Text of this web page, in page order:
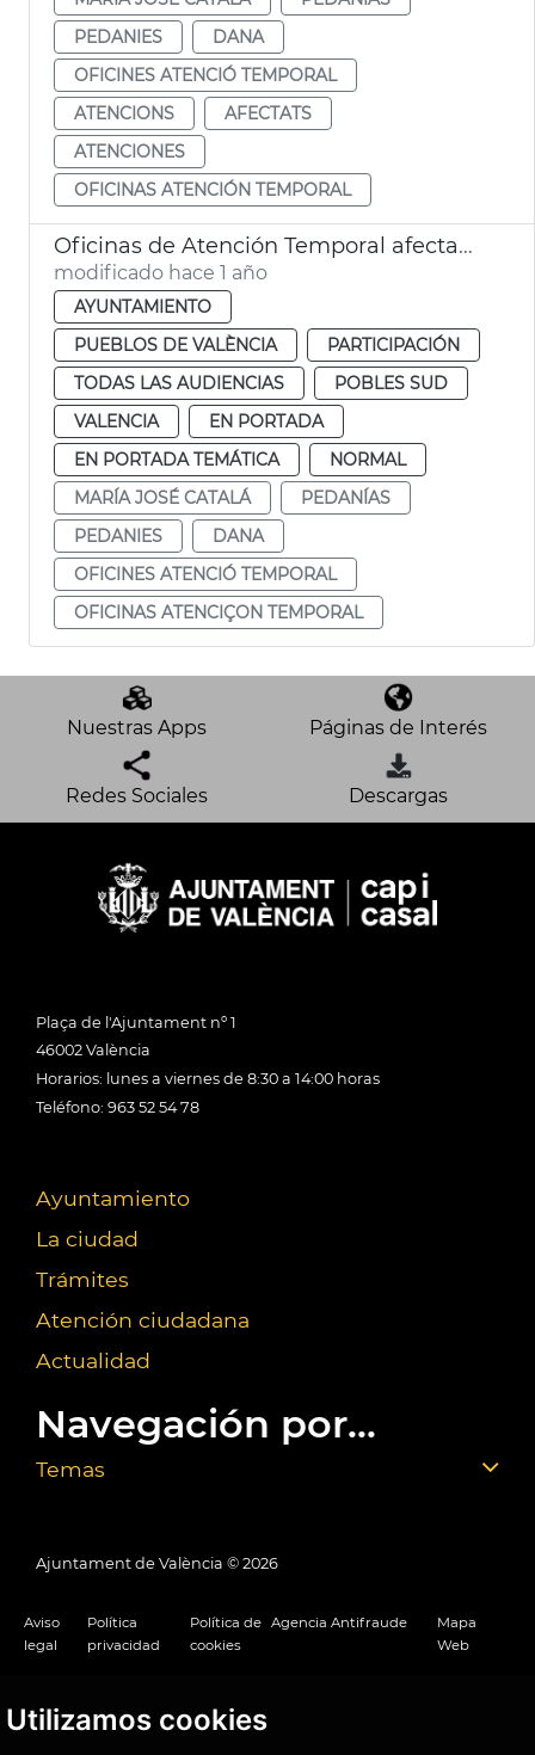
Utilizamos cookies
PEDANIES
DANA
OFICINES ATENCIÓ TEMPORAL
ATENCIONS
AFECTATS
ATENCIONES
OFICINAS ATENCIÓN TEMPORAL
Oficinas de Atención Temporal afectados dana pedanias
modificado hace 1 año
AYUNTAMIENTO
PUEBLOS DE VALÈNCIA
PARTICIPACIÓN
TODAS LAS AUDIENCIAS
POBLES SUD
VALENCIA
EN PORTADA
EN PORTADA TEMÁTICA
NORMAL
MARÍA JOSÉ CATALÁ
PEDANÍAS
PEDANIES
DANA
OFICINES ATENCIÓ TEMPORAL
OFICINAS ATENCIÇON TEMPORAL
Nuestras Apps Páginas de Interés
Redes Sociales Descargas
Plaça de l'Ajuntament nº 1
46002 València
Horarios: lunes a viernes de 8:30 a 14:00 horas
Teléfono: 963 52 54 78
Ayuntamiento
La ciudad
Trámites
Atención ciudadana
Actualidad
Navegación por...
Temas
Ajuntament de València © 2026
Aviso
legal
Política
privacidad
Política de
cookies
Agencia Antifraude
Mapa
Web